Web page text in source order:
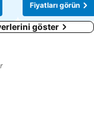
Fiyatları görün
göster